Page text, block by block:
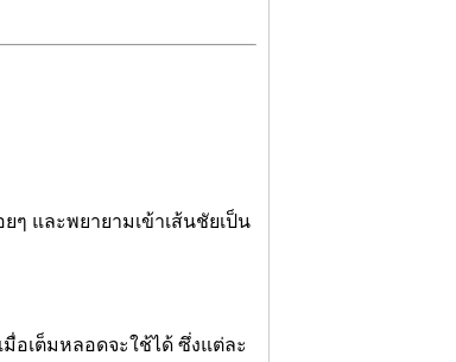
ๆ และพยายามเข้าเส้นชัยเป็น
อเต็มหลอดจะใช้ได้ ซึ่งแต่ละ